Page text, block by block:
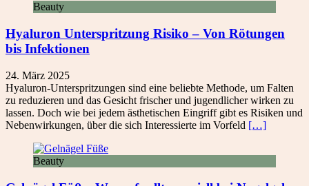
Beauty
Hyaluron Unterspritzung Risiko – Von Rötungen
bis Infektionen
24. März 2025
Hyaluron-Unterspritzungen sind eine beliebte Methode, um Falten
zu reduzieren und das Gesicht frischer und jugendlicher wirken zu
lassen. Doch wie bei jedem ästhetischen Eingriff gibt es Risiken und
Nebenwirkungen, über die sich Interessierte im Vorfeld […]
Beauty